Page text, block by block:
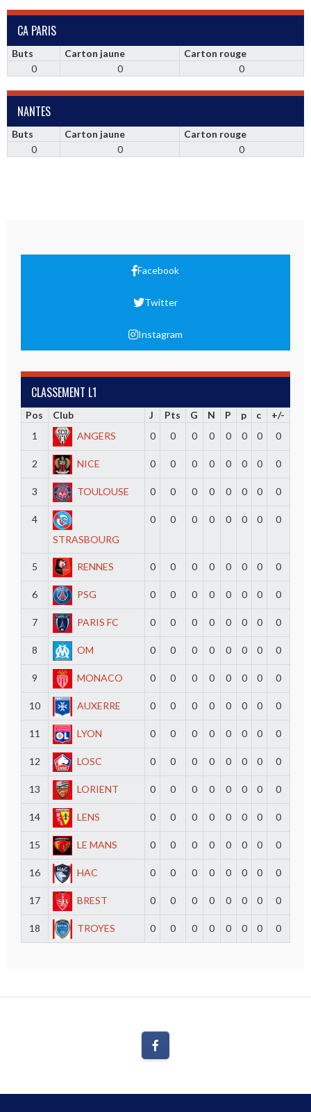
CA PARIS
Buts Carton jaune
Carton rouge
0
0 0
NANTES
Buts Carton jaune
Carton rouge
0
0 0
Facebook
Twitter
Instagram
CLASSEMENT L1
Pos Club J Pts G N P p c
+/-
1
ANGERS 0 0 0 0 0 0 0 0
2 NICE 0 0 0 0 0 0 0 0
3 TOULOUSE 0 0 0 0 0 0 0 0
4
STRASBOURG
0 0 0 0 0 0 0 0
5 RENNES 0 0 0 0 0 0 0 0
6 PSG 0 0 0 0 0 0 0 0
7 PARIS FC 0 0 0 0 0 0 0 0
8 OM 0 0 0 0 0 0 0 0
9 MONACO 0 0 0 0 0 0 0 0
10 AUXERRE 0 0 0 0 0 0 0 0
11 LYON 0 0 0 0 0 0 0 0
12 LOSC 0 0 0 0 0 0 0 0
13 LORIENT 0 0 0 0 0 0 0 0
14 LENS 0 0 0 0 0 0 0 0
15 LE MANS 0 0 0 0 0 0 0 0
16 HAC 0 0 0 0 0 0 0 0
17 BREST 0 0 0 0 0 0 0 0
18 TROYES 0 0 0 0 0 0 0 0